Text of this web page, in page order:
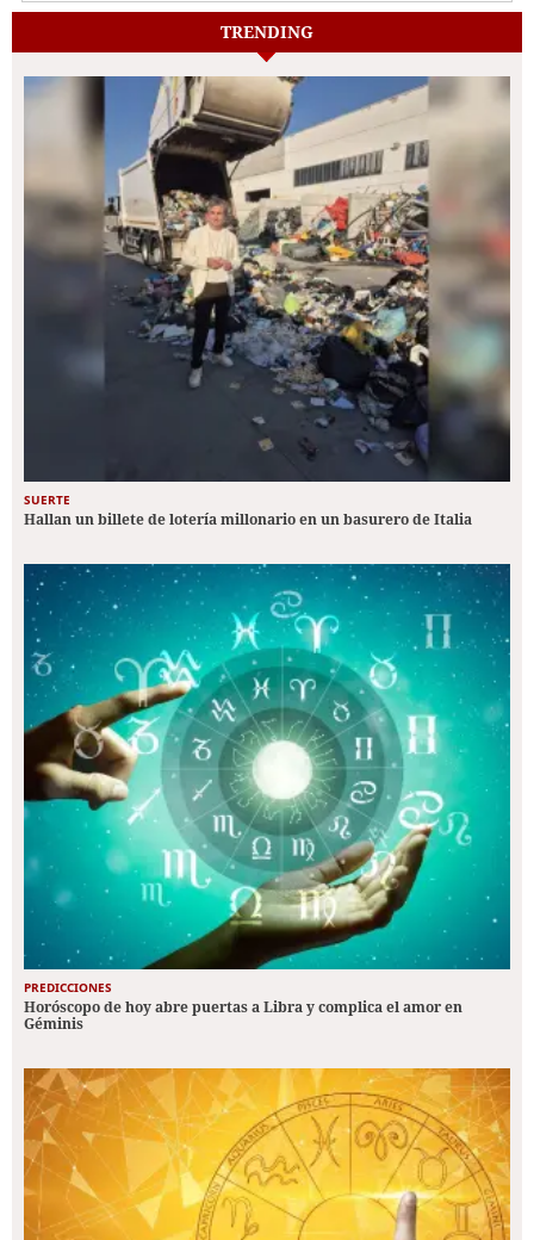
TRENDING
SUERTE
Hallan un billete de lotería millonario en un basurero de Italia
PREDICCIONES
Horóscopo de hoy abre puertas a Libra y complica el amor en
Géminis